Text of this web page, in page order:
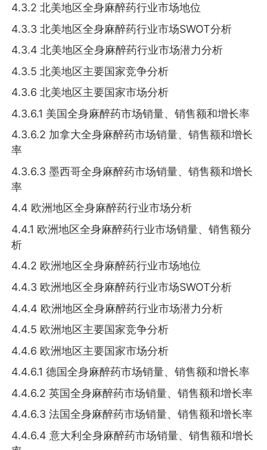
4.3.2 北美地区全身麻醉药行业市场地位
4.3.3 北美地区全身麻醉药行业市场SWOT分析
4.3.4 北美地区全身麻醉药行业市场潜力分析
4.3.5 北美地区主要国家竞争分析
4.3.6 北美地区主要国家市场分析
4.3.6.1 美国全身麻醉药市场销量、销售额和增长率
4.3.6.2 加拿大全身麻醉药市场销量、销售额和增长
率
4.3.6.3 墨西哥全身麻醉药市场销量、销售额和增长
率
4.4 欧洲地区全身麻醉药行业市场分析
4.4.1 欧洲地区全身麻醉药行业市场销量、销售额分
析
4.4.2 欧洲地区全身麻醉药行业市场地位
4.4.3 欧洲地区全身麻醉药行业市场SWOT分析
4.4.4 欧洲地区全身麻醉药行业市场潜力分析
4.4.5 欧洲地区主要国家竞争分析
4.4.6 欧洲地区主要国家市场分析
4.4.6.1 德国全身麻醉药市场销量、销售额和增长率
4.4.6.2 英国全身麻醉药市场销量、销售额和增长率
4.4.6.3 法国全身麻醉药市场销量、销售额和增长率
4.4.6.4 意大利全身麻醉药市场销量、销售额和增长